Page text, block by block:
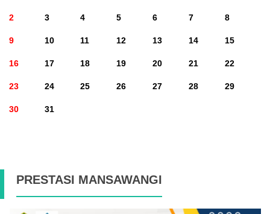
2 3 4 5 6 7 8
9 10 11 12 13 14 15
16 17 18 19 20 21 22
23 24 25 26 27 28 29
30 31
PRESTASI MANSAWANGI